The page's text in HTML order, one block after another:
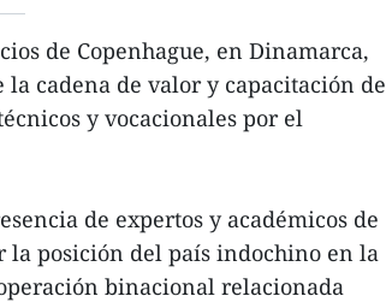
de Copenhague, en Dinamarca,
cadena de valor y capacitación de
y vocacionales por el
de expertos y académicos de
la posición del país indochino en la
binacional relacionada